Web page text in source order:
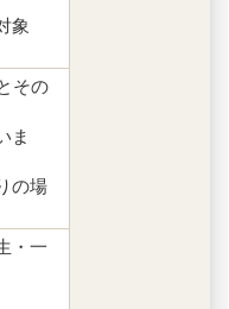
象
その
ま
の場
・一